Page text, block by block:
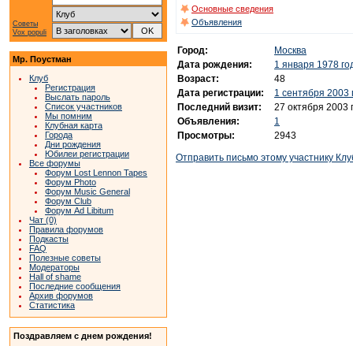
Советы
Vox populi
Мр. Поустман
Клуб
Регистрация
Выслать пароль
Список участников
Мы помним
Клубная карта
Города
Дни рождения
Юбилеи регистрации
Все форумы
Форум Lost Lennon Tapes
Форум Photo
Форум Music General
Форум Club
Форум Ad Libitum
Чат (0)
Правила форумов
Подкасты
FAQ
Полезные советы
Модераторы
Hall of shame
Последние сообщения
Архив форумов
Статистика
Поздравляем с днем рождения!
Основные сведения
Объявления
Город:
Москва
Дата рождения:
1 января 1978
Возраст:
48
Дата регистрации:
1 сентября 2003
Последний визит:
27 октября 2003
Объявления:
1
Просмотры:
2943
Отправить письмо этому участнику